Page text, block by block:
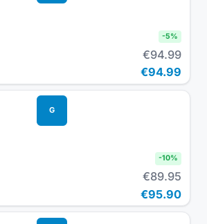
-5%
€94.99
€94.99
G
-10%
€89.95
€95.90